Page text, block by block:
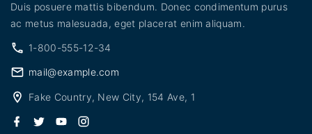
Duis posuere mattis bibendum. Donec condimentum purus
ac metus malesuada, eget placerat enim aliquam.
1-800-555-12-34
mail@example.com
Fake Country, New City, 154 Ave, 1